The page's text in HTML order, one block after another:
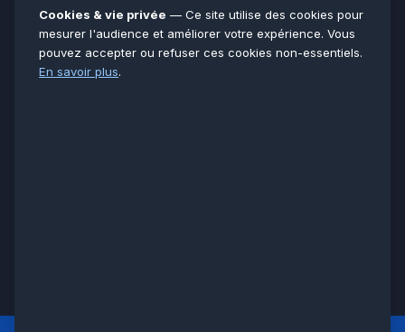
Essonne
Seine-et-Marne
Voir toutes les villes →
Cookies & vie privée — Ce site utilise des cookies pour
mesurer l'audience et améliorer votre expérience. Vous
pouvez accepter ou refuser ces cookies non-essentiels.
En savoir plus.